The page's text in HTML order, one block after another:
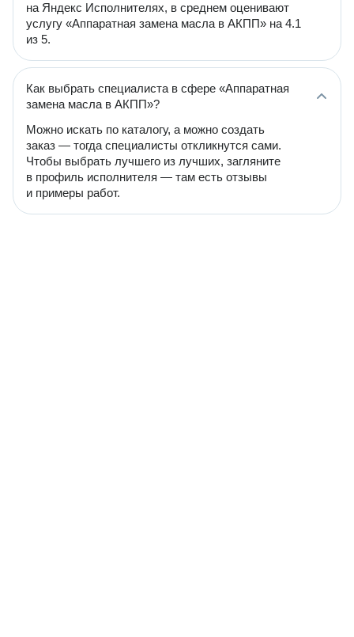
на Яндекс Исполнителях, в среднем оценивают
услугу «Аппаратная замена масла в АКПП» на 4.1
из 5.
Как выбрать специалиста в сфере «Аппаратная
замена масла в АКПП»?
Можно искать по каталогу, а можно создать
заказ — тогда специалисты откликнутся сами.
Чтобы выбрать лучшего из лучших, загляните
в профиль исполнителя — там есть отзывы
и примеры работ.